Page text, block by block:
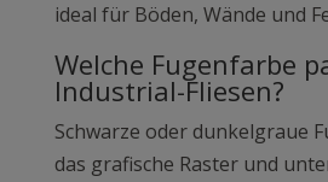
ideal für Böden, Wände und
Welche Fugenfarbe
Industrial-Fliesen?
Schwarze oder dunkelgraue
das grafische Raster und